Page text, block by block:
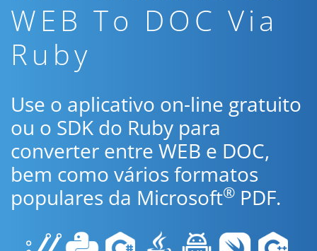
WEB To DOC Via
Ruby
Use o aplicativo on-line gratuito
ou o SDK do Ruby para
converter entre WEB e DOC,
bem como vários formatos
populares da Microsoft® PDF.